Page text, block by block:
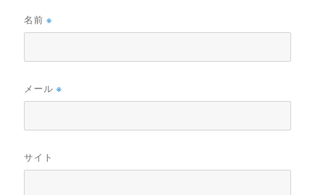
名前※
メール※
サイト